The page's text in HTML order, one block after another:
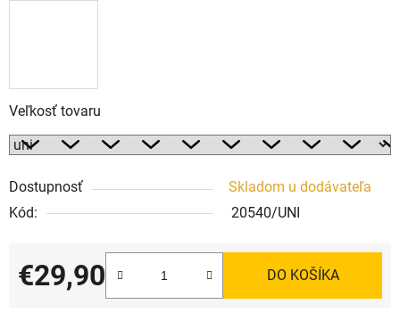
Veľkosť tovaru
Dostupnosť
Skladom u dodávateľa
Kód:
20540/UNI
€29,90
Jednotková cena:
DO KOŠÍKA